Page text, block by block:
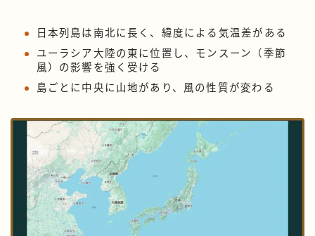
日本列島は南北に長く、緯度による気温差がある
ユーラシア大陸の東に位置し、モンスーン（季節
風）の影響を強く受ける
島ごとに中央に山地があり、風の性質が変わる